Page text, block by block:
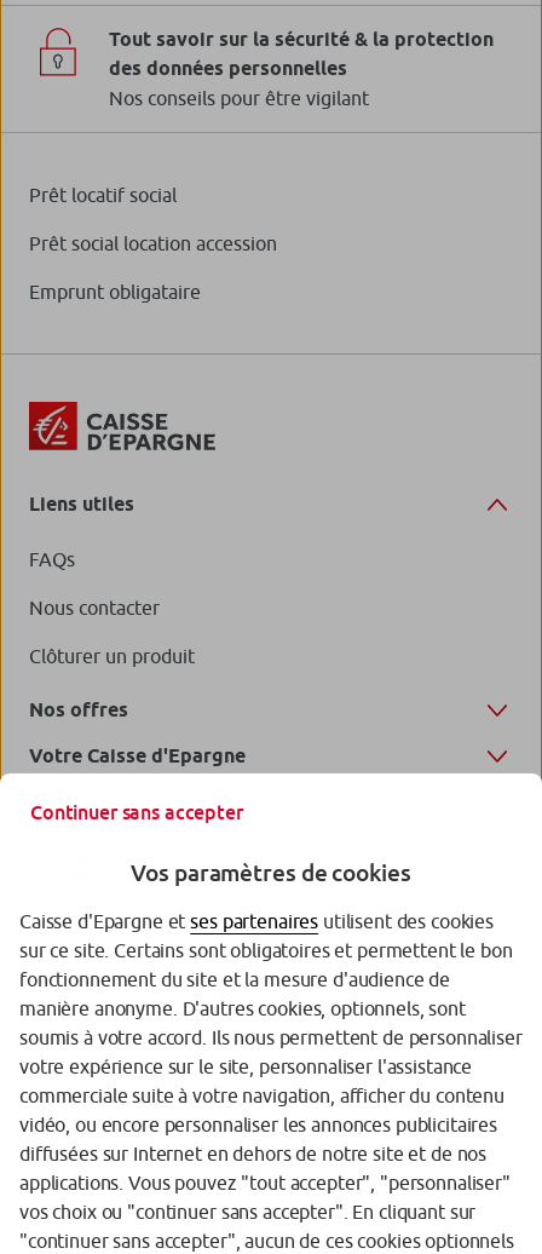
Tout savoir sur la sécurité & la protection
des données personnelles
Nos conseils pour être vigilant
Prêt locatif social
Prêt social location accession
Emprunt obligataire
Liens utiles
FAQs
Nous contacter
Clôturer un produit
Nos offres
Votre Caisse d'Epargne
Garantie des Dépôts
Protection des données personnelles
Politique cookies
Sécurité
Continuer sans accepter
Vos paramètres de cookies
Caisse d'Epargne etses partenaires utilisent des cookies
sur ce site. Certains sont obligatoires et permettent le bon
fonctionnement du site et la mesure d'audience de
manière anonyme. D'autres cookies, optionnels, sont
soumis à votre accord. Ils nous permettent de personnaliser
votre expérience sur le site, personnaliser l'assistance
commerciale suite à votre navigation, afficher du contenu
vidéo, ou encore personnaliser les annonces publicitaires
diffusées sur Internet en dehors de notre site et de nos
applications. Vous pouvez "tout accepter", "personnaliser"
vos choix ou "continuer sans accepter". En cliquant sur
"continuer sans accepter", aucun de ces cookies optionnels